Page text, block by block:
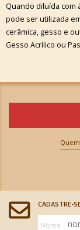
Quando diluída com
pode ser utilizada
cerâmica, gesso e
Gesso Acrílico ou
CADASTRE-
Nome